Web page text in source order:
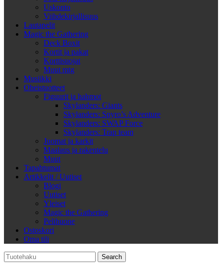
Uskonto
Viihdekirjallisuus
Lautapelit
Magic the Gathering
Deck Boxit
Kortit ja pakat
Korttisuojat
Muut mtg
Musiikki
Oheistuotteet
Figuurit ja hahmot
Skylanders: Giants
Skylanders: Spyro’s Adventure
Skylanders: SWAP Force
Skylanders: Trap team
Juomat ja karkit
Maalaus ja rakentelu
Muut
Tapahtumat
Artikkelit / Uutiset
Blogi
Uutiset
Yleiset
Magic the Gathering
Pelihuone
Ostoskori
Oma tili
Search
for: